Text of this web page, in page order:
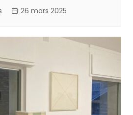
26 mars 2025